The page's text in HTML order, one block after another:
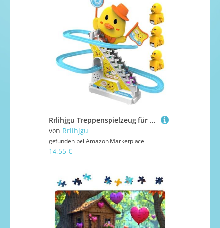
Rrlihjgu Treppenspielzeug für kleine Enten, Spielzeug zum Aufsteigen von kleinen Enten | Achterbahnspielzeug mit Gleitleitern mit elektrischer Strecke | Rolltreppe für Kinder
von Rrlihjgu
gefunden bei Amazon Marketplace
14,55 €